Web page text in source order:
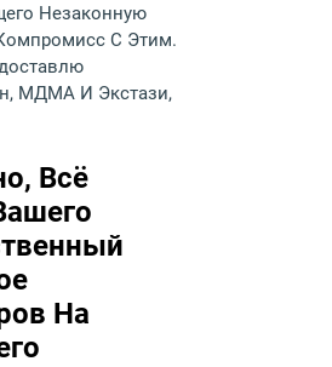
Незаконную
С Этим.
МДМА И Экстази,
Всё
На